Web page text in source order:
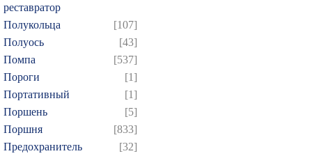
реставратор
Полукольца
[107]
Полуось
[43]
Помпа
[537]
Пороги
[1]
Портативный
[1]
Поршень
[5]
Поршня
[833]
Предохранитель
[32]